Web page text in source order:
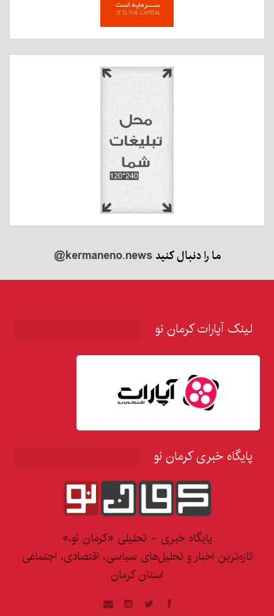
ما را دنبال کنید@kermaneno.news
لینک آپارات کرمان نو
پایگاه خبری کرمان نو
پایگاه خبری - تحلیلی «کرمان نو،»
تازه‌ترین اخبار و تحلیل‌های سیاسی، اقتصادی، اجتماعی
استان کرمان